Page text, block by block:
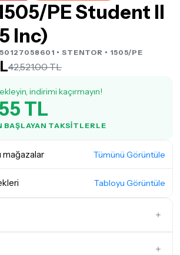
PE Student II
Inc)
• STENTOR • 1505/PE
42,521.00 TL
indirimi kaçırmayın!
TL
TAKSITLERLE
Tümünü Görüntüle
Tabloyu Görüntüle